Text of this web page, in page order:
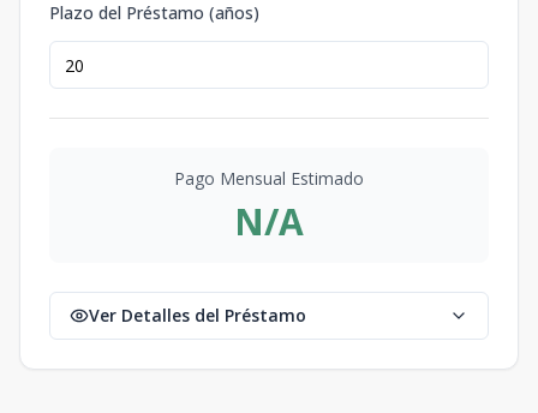
Plazo del Préstamo (años)
Pago Mensual Estimado
N/A
Ver Detalles del Préstamo